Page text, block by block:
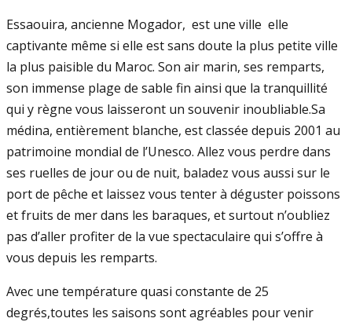
Essaouira, ancienne Mogador, est une ville elle
captivante même si elle est sans doute la plus petite ville
la plus paisible du Maroc. Son air marin, ses remparts,
son immense plage de sable fin ainsi que la tranquillité
qui y règne vous laisseront un souvenir inoubliable.Sa
médina, entièrement blanche, est classée depuis 2001 au
patrimoine mondial de l’Unesco. Allez vous perdre dans
ses ruelles de jour ou de nuit, baladez vous aussi sur le
port de pêche et laissez vous tenter à déguster poissons
et fruits de mer dans les baraques, et surtout n’oubliez
pas d’aller profiter de la vue spectaculaire qui s’offre à
vous depuis les remparts.
Avec une température quasi constante de 25
degrés,toutes les saisons sont agréables pour venir